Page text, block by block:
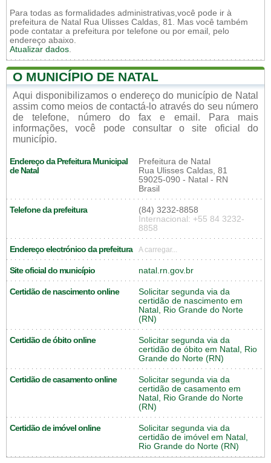
Para todas as formalidades administrativas,você pode ir à
prefeitura de Natal Rua Ulisses Caldas, 81. Mas você também
pode contatar a prefeitura por telefone ou por email, pelo
endereço abaixo.
Atualizar dados.
O MUNICÍPIO DE NATAL
Aqui disponibilizamos o endereço do município de Natal
assim como meios de contactá-lo através do seu número
de telefone, número do fax e email. Para mais
informações, você pode consultar o site oficial do
município.
Endereço da Prefeitura Municipal
de Natal
Prefeitura de Natal
Rua Ulisses Caldas, 81
59025-090 - Natal - RN
Brasil
Telefone da prefeitura
(84) 3232-8858
Internacional: +55 84 3232-
8858
Endereço electrónico da prefeitura A carregar...
Site oficial do município natal.rn.gov.br
Certidão de nascimento online
Solicitar segunda via da
certidão de nascimento em
Natal, Rio Grande do Norte
(RN)
Certidão de óbito online
Solicitar segunda via da
certidão de óbito em Natal, Rio
Grande do Norte (RN)
Certidão de casamento online
Solicitar segunda via da
certidão de casamento em
Natal, Rio Grande do Norte
(RN)
Certidão de imóvel online
Solicitar segunda via da
certidão de imóvel em Natal,
Rio Grande do Norte (RN)